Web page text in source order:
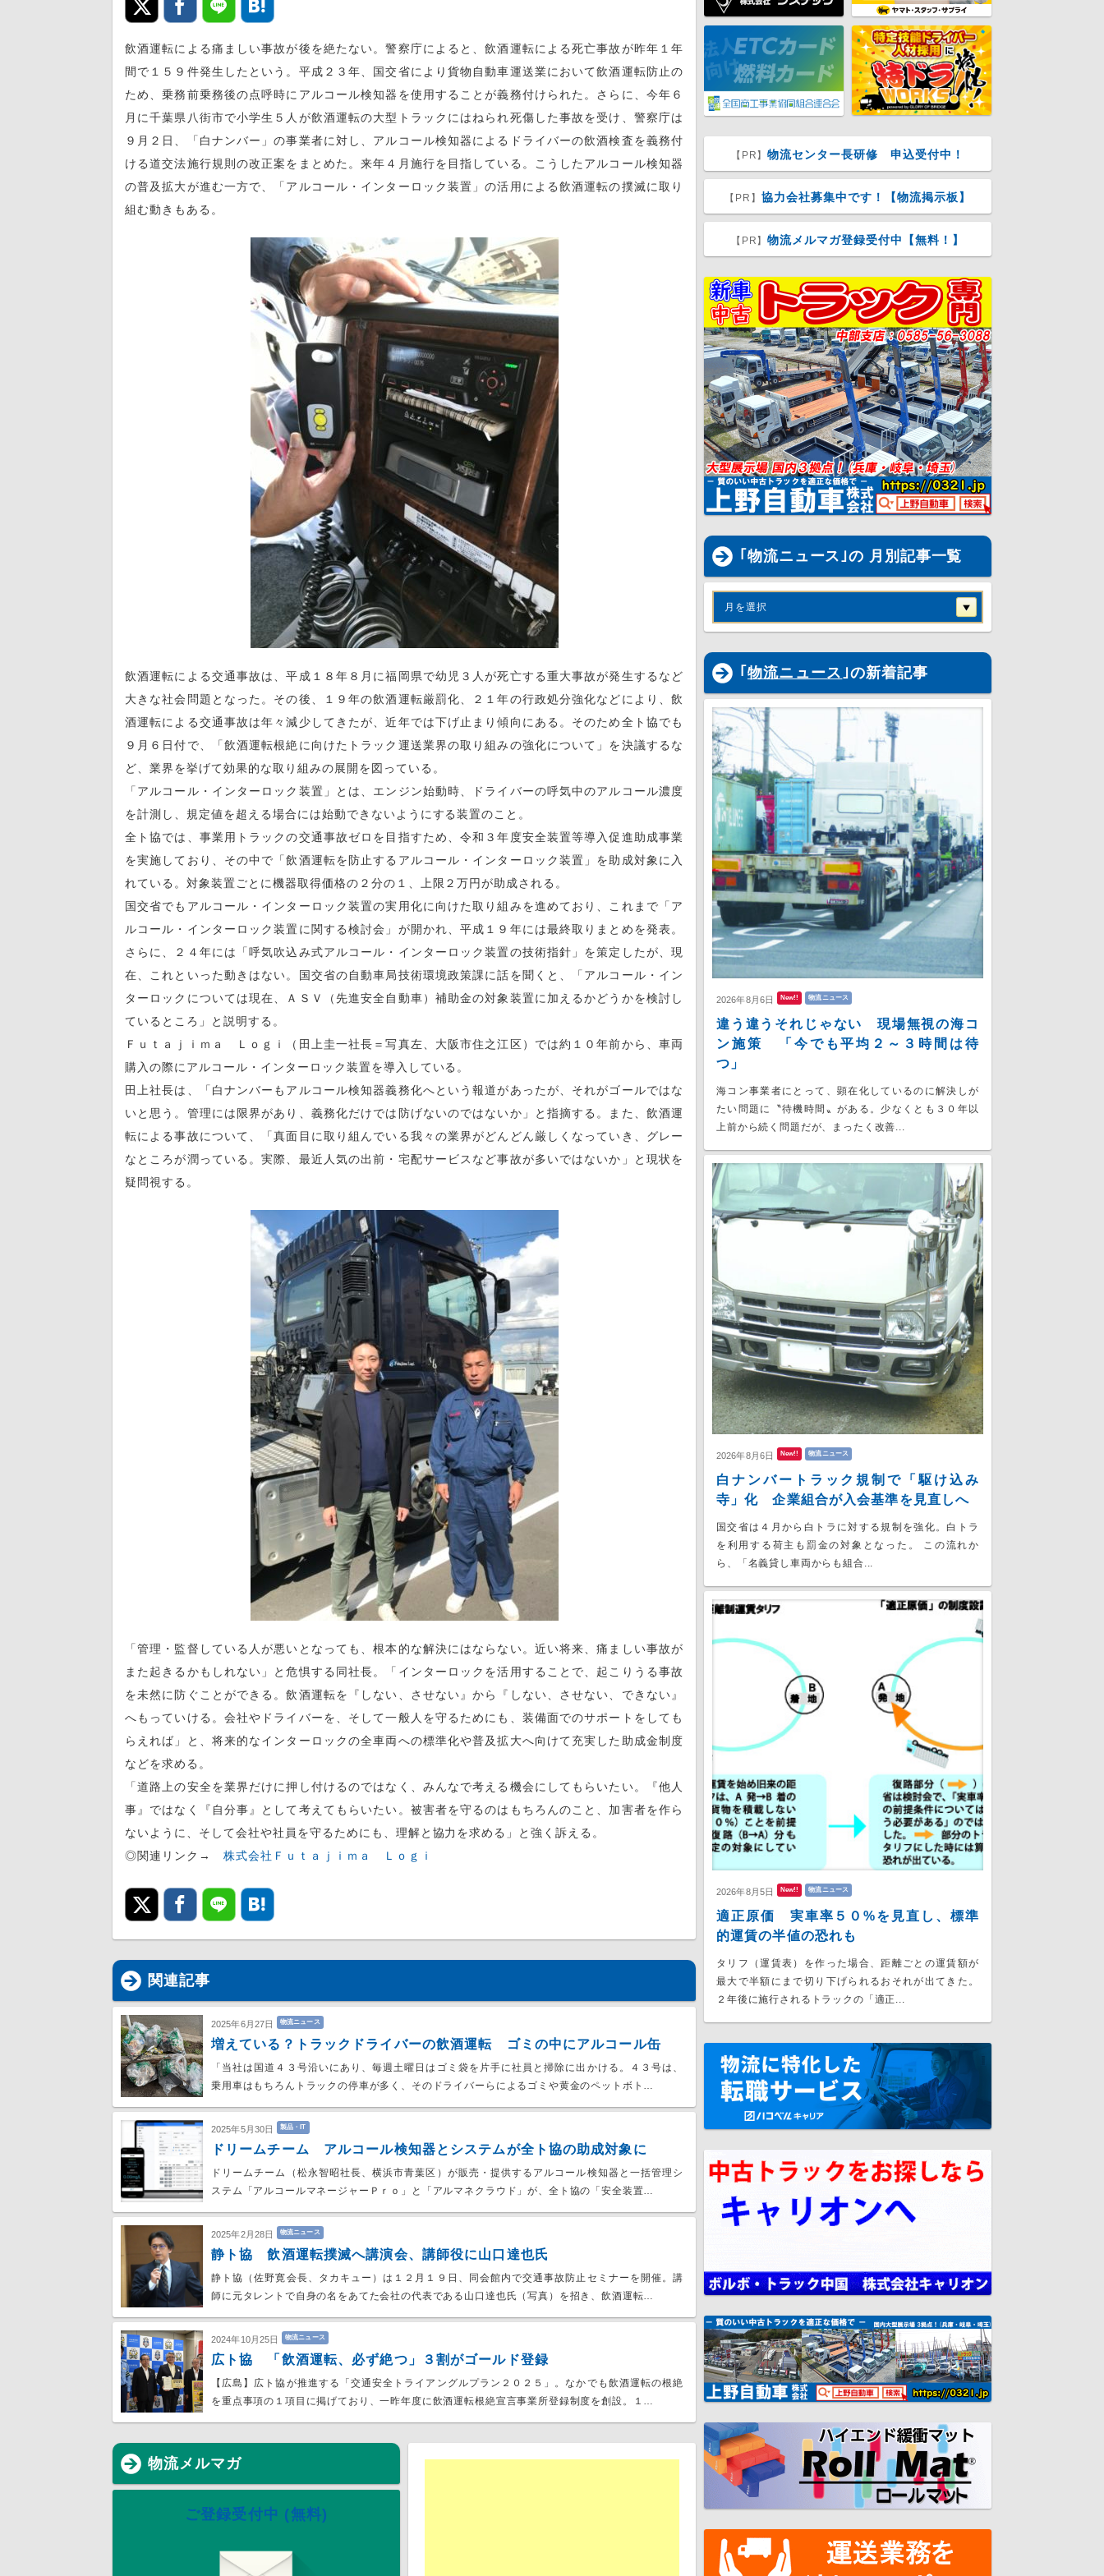
飲酒運転による痛ましい事故が後を絶たない。警察庁によると、飲酒運転による死亡事故が昨年１年
間で１５９件発生したという。平成２３年、国交省により貨物自動車運送業において飲酒運転防止の
ため、乗務前乗務後の点呼時にアルコール検知器を使用することが義務付けられた。さらに、今年６
月に千葉県八街市で小学生５人が飲酒運転の大型トラックにはねられ死傷した事故を受け、警察庁は
９月２日、「白ナンバー」の事業者に対し、アルコール検知器によるドライバーの飲酒検査を義務付
ける道交法施行規則の改正案をまとめた。来年４月施行を目指している。こうしたアルコール検知器
の普及拡大が進む一方で、「アルコール・インターロック装置」の活用による飲酒運転の撲滅に取り
組む動きもある。
飲酒運転による交通事故は、平成１８年８月に福岡県で幼児３人が死亡する重大事故が発生するなど
大きな社会問題となった。その後、１９年の飲酒運転厳罰化、２１年の行政処分強化などにより、飲
酒運転による交通事故は年々減少してきたが、近年では下げ止まり傾向にある。そのため全ト協でも
９月６日付で、「飲酒運転根絶に向けたトラック運送業界の取り組みの強化について」を決議するな
ど、業界を挙げて効果的な取り組みの展開を図っている。
「アルコール・インターロック装置」とは、エンジン始動時、ドライバーの呼気中のアルコール濃度
を計測し、規定値を超える場合には始動できないようにする装置のこと。
全ト協では、事業用トラックの交通事故ゼロを目指すため、令和３年度安全装置等導入促進助成事業
を実施しており、その中で「飲酒運転を防止するアルコール・インターロック装置」を助成対象に入
れている。対象装置ごとに機器取得価格の２分の１、上限２万円が助成される。
国交省でもアルコール・インターロック装置の実用化に向けた取り組みを進めており、これまで「ア
ルコール・インターロック装置に関する検討会」が開かれ、平成１９年には最終取りまとめを発表。
さらに、２４年には「呼気吹込み式アルコール・インターロック装置の技術指針」を策定したが、現
在、これといった動きはない。国交省の自動車局技術環境政策課に話を聞くと、「アルコール・イン
ターロックについては現在、ＡＳＶ（先進安全自動車）補助金の対象装置に加えるかどうかを検討し
ているところ」と説明する。
Ｆｕｔａｊｉｍａ Ｌｏｇｉ（田上圭一社長＝写真左、大阪市住之江区）では約１０年前から、車両
購入の際にアルコール・インターロック装置を導入している。
田上社長は、「白ナンバーもアルコール検知器義務化へという報道があったが、それがゴールではな
いと思う。管理には限界があり、義務化だけでは防げないのではないか」と指摘する。また、飲酒運
転による事故について、「真面目に取り組んでいる我々の業界がどんどん厳しくなっていき、グレー
なところが潤っている。実際、最近人気の出前・宅配サービスなど事故が多いではないか」と現状を
疑問視する。
「管理・監督している人が悪いとなっても、根本的な解決にはならない。近い将来、痛ましい事故が
また起きるかもしれない」と危惧する同社長。「インターロックを活用することで、起こりうる事故
を未然に防ぐことができる。飲酒運転を『しない、させない』から『しない、させない、できない』
へもっていける。会社やドライバーを、そして一般人を守るためにも、装備面でのサポートをしても
らえれば」と、将来的なインターロックの全車両への標準化や普及拡大へ向けて充実した助成金制度
などを求める。
「道路上の安全を業界だけに押し付けるのではなく、みんなで考える機会にしてもらいたい。『他人
事』ではなく『自分事』として考えてもらいたい。被害者を守るのはもちろんのこと、加害者を作ら
ないように、そして会社や社員を守るためにも、理解と協力を求める」と強く訴える。
◎関連リンク→ 株式会社Ｆｕｔａｊｉｍａ Ｌｏｇｉ
関連記事
2025年6月27日 物流ニュース
増えている？トラックドライバーの飲酒運転 ゴミの中にアルコール缶
「当社は国道４３号沿いにあり、毎週土曜日はゴミ袋を片手に社員と掃除に出かける。４３号は、
乗用車はもちろんトラックの停車が多く、そのドライバーらによるゴミや黄金のペットボト…
2025年5月30日 製品・IT
ドリームチーム アルコール検知器とシステムが全ト協の助成対象に
ドリームチーム（松永智昭社長、横浜市青葉区）が販売・提供するアルコール検知器と一括管理シ
ステム「アルコールマネージャーＰｒｏ」と「アルマネクラウド」が、全ト協の「安全装置…
2025年2月28日 物流ニュース
静ト協 飲酒運転撲滅へ講演会、講師役に山口達也氏
静ト協（佐野寛会長、タカキュー）は１２月１９日、同会館内で交通事故防止セミナーを開催。講
師に元タレントで自身の名をあてた会社の代表である山口達也氏（写真）を招き、飲酒運転…
2024年10月25日 物流ニュース
広ト協 「飲酒運転、必ず絶つ」３割がゴールド登録
【広島】広ト協が推進する「交通安全トライアングルプラン２０２５」。なかでも飲酒運転の根絶
を重点事項の１項目に掲げており、一昨年度に飲酒運転根絶宣言事業所登録制度を創設。１…
【PR】物流センター長研修 申込受付中！
【PR】 協力会社募集中です！【物流掲示板】
【PR】物流メルマガ登録受付中【無料！】
｢物流ニュース｣の 月別記事一覧
月を選択
｢ 物流ニュース ｣の新着記事
2026年8月6日 New!! 物流ニュース
違う違うそれじゃない 現場無視の海コ
ン施策 「今でも平均２～３時間は待
つ」
海コン事業者にとって、顕在化しているのに解決しが
たい問題に〝待機時間〟がある。少なくとも３０年以
上前から続く問題だが、まったく改善...
2026年8月6日 New!! 物流ニュース
白ナンバートラック規制で「駆け込み
寺」化 企業組合が入会基準を見直しへ
国交省は４月から白トラに対する規制を強化。白トラ
を利用する荷主も罰金の対象となった。 この流れか
ら、「名義貸し車両からも組合...
2026年8月5日 New!! 物流ニュース
適正原価 実車率５０%を見直し、標準
的運賃の半値の恐れも
タリフ（運賃表）を作った場合、距離ごとの運賃額が
最大で半額にまで切り下げられるおそれが出てきた。
２年後に施行されるトラックの「適正...
物流メルマガ
ご登録受付中 (無料)